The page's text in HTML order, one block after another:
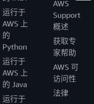
运行于
AWS 上
的
Python
运行于
AWS 上
的 Java
运行于
AWS
Support
概述
获取专
家帮助
AWS 可
访问性
法律